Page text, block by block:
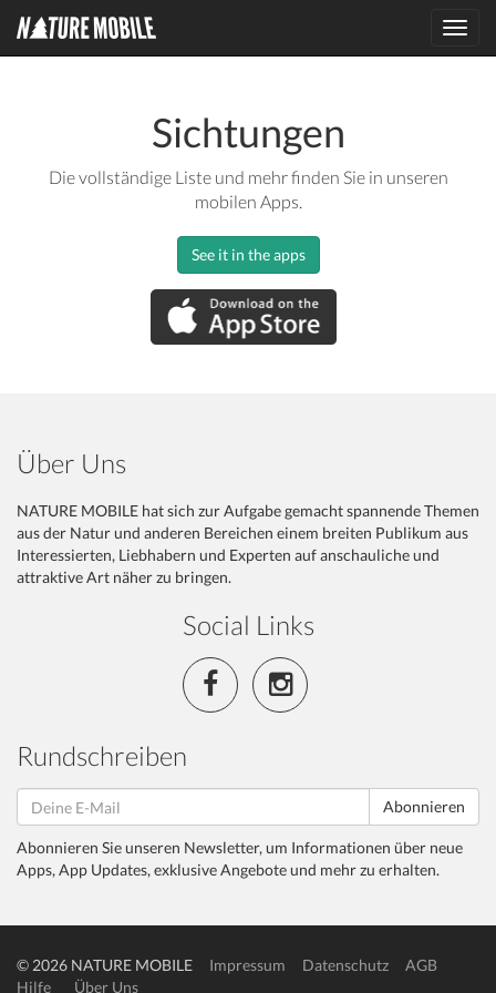
Sichtungen
Die vollständige Liste und mehr finden Sie in unseren
mobilen Apps.
See it in the apps
Über Uns
NATURE MOBILE hat sich zur Aufgabe gemacht spannende Themen
aus der Natur und anderen Bereichen einem breiten Publikum aus
Interessierten, Liebhabern und Experten auf anschauliche und
attraktive Art näher zu bringen.
Social Links
Rundschreiben
Abonnieren
Abonnieren Sie unseren Newsletter, um Informationen über neue
Apps, App Updates, exklusive Angebote und mehr zu erhalten.
© 2026 NATURE MOBILE Impressum Datenschutz
AGB
Hilfe
Über Uns